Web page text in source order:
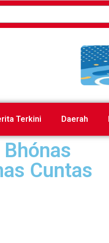
Terkini Daerah
Cuntas